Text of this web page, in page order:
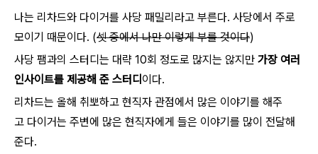
나는 리차드와 다이거를 사당 패밀리라고 부른다. 사당에서 주로
모이기 때문이다. (셋 중에서 나만 이렇게 부를 것이다)
사당 팸과의 스터디는 대략 10회 정도로 많지는 않지만 가장 여러
인사이트를 제공해 준 스터디 이다.
리차드는 올해 취뽀하고 현직자 관점에서 많은 이야기를 해주
고 다이거는 주변에 많은 현직자에게 들은 이야기를 많이 전달해
준다.